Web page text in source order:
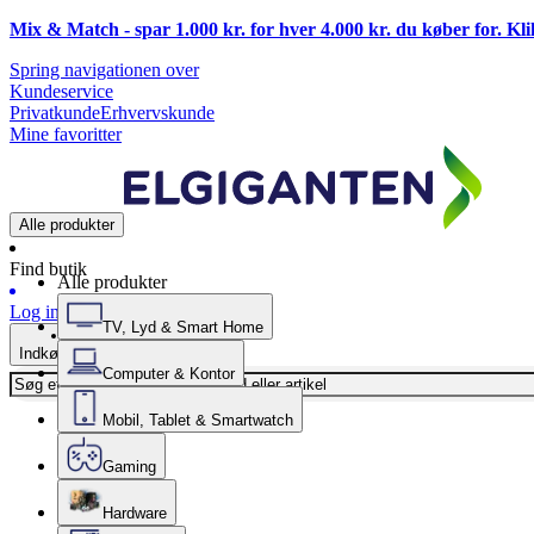
Mix & Match - spar 1.000 kr. for hver 4.000 kr. du køber for.
Spring navigationen over
Kundeservice
PrivatkundeErhvervskunde
Mine favoritter
Alle produkter
Find butik
Log ind
Indkøbskurv
Alle produkter
TV, Lyd & Smart Home
Computer & Kontor
Mobil, Tablet & Smartwatch
Gaming
Hardware